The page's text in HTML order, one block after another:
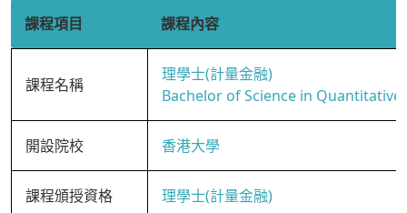
課程項目 課程內容
課程名稱
理學士(計量金融)
Bachelor of Science in Quantitative
開設院校 香港大學
課程頒授資格 理學士(計量金融)